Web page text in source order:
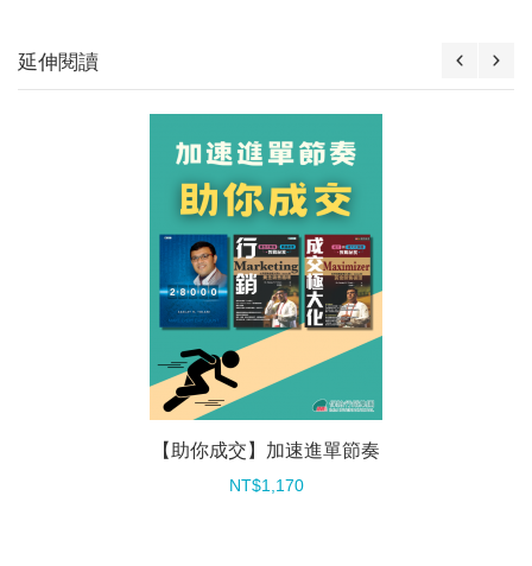
延伸閱讀
【助你成交】加速進單節奏
NT$1,170